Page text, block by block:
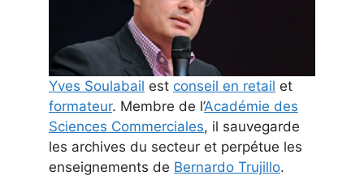
Yves Soulabail est conseil en retail et
formateur. Membre de l’Académie des
Sciences Commerciales, il sauvegarde
les archives du secteur et perpétue les
enseignements de Bernardo Trujillo.